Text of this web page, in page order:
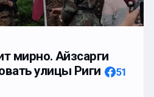
мирно. Айзсарги
улицы Риги
51